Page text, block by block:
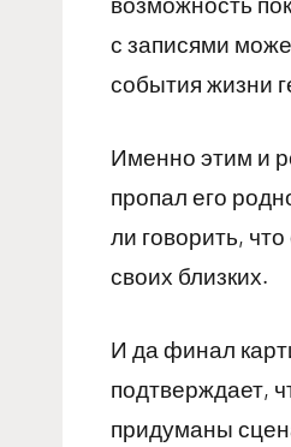
с записями
события жизни
Именно этим и
пропал его
ли говорить,
своих близких.
И да финал
подтверждает,
придуманы